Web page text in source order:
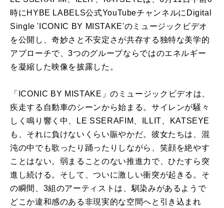
時にHYBE LABELS公式YouTubeチャンネルにDigital
Single 'ICONIC BY MISTAKE'のミュージックビデオ
を公開し、奇妙さと不安定さが共存する独特な美学的
アプローチで、3つのグループならではのエネルギー
を凝縮した映像を披露した。
「ICONIC BY MISTAKE」のミュージックビデオは、
疾走する自動車のシーンから始まる。サイレンが騒々
しく鳴り響く中、LE SSERAFIM、ILLIT、KATSEYE
も、それに負けないくらい賑やかだ。彼女たちは、混
沌の中でも歌ったり踊ったりしながら、笑顔を絶やす
ことはない。弱まることのない推進力で、ひたすら突
進し続ける。そして、ついに激しい衝突が起きる。そ
の瞬間、3組のアーティストは、馴染みがあるようで
どこか違和感のある非現実的な空間へと引き込まれ